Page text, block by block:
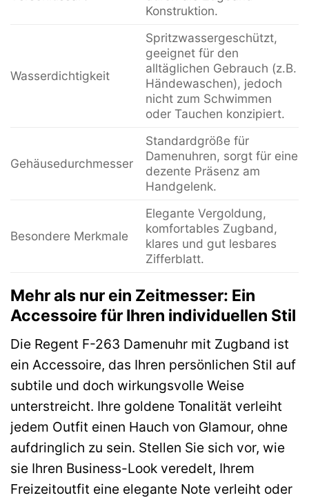
Konstruktion.
Wasserdichtigkeit
Spritzwassergeschützt,
geeignet für den
alltäglichen Gebrauch (z.B.
Händewaschen), jedoch
nicht zum Schwimmen
oder Tauchen konzipiert.
Gehäusedurchmesser
Standardgröße für
Damenuhren, sorgt für eine
dezente Präsenz am
Handgelenk.
Besondere Merkmale
Elegante Vergoldung,
komfortables Zugband,
klares und gut lesbares
Zifferblatt.
Mehr als nur ein Zeitmesser: Ein
Accessoire für Ihren individuellen Stil
Die Regent F-263 Damenuhr mit Zugband ist
ein Accessoire, das Ihren persönlichen Stil auf
subtile und doch wirkungsvolle Weise
unterstreicht. Ihre goldene Tonalität verleiht
jedem Outfit einen Hauch von Glamour, ohne
aufdringlich zu sein. Stellen Sie sich vor, wie
sie Ihren Business-Look veredelt, Ihrem
Freizeitoutfit eine elegante Note verleiht oder